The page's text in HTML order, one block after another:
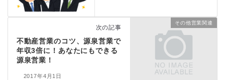
その他営業関連
次の記事
不動産営業のコツ、源泉営業で
年収3倍に！あなたにもできる
源泉営業！
2017年4月1日